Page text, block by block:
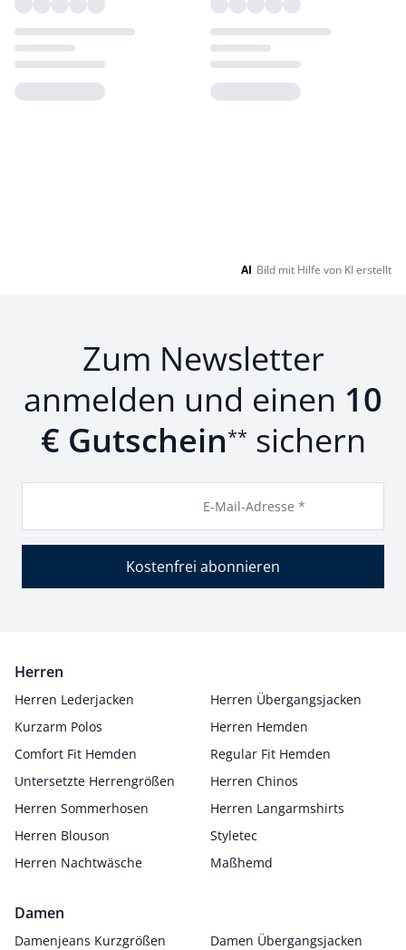
AI Bild mit Hilfe von KI erstellt
Zum Newsletter
anmelden und einen 10
€ Gutschein** sichern
E-Mail-Adresse *
Kostenfrei abonnieren
Herren
Herren Lederjacken
Herren Übergangsjacken
Kurzarm Polos
Herren Hemden
Comfort Fit Hemden
Regular Fit Hemden
Untersetzte Herrengrößen
Herren Chinos
Herren Sommerhosen
Herren Langarmshirts
Herren Blouson
Styletec
Herren Nachtwäsche
Maßhemd
Damen
Damenjeans Kurzgrößen
Damen Übergangsjacken